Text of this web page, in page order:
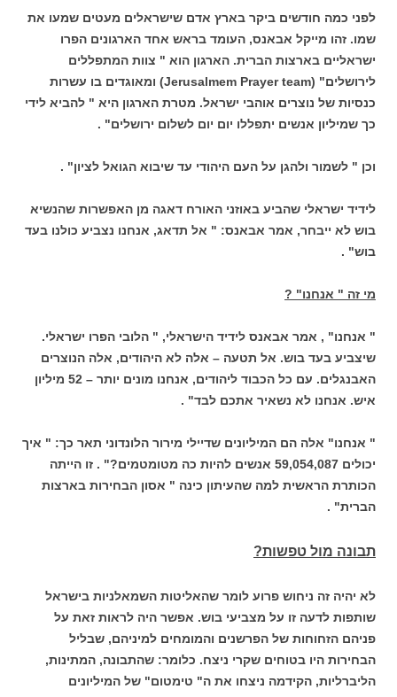
לפני כמה חודשים ביקר בארץ אדם שישראלים מעטים שמעו את
שמו. זהו מייקל אבאנס, העומד בראש אחד הארגונים הפרו
ישראליים בארצות הברית. הארגון הוא " צוות המתפללים
לירושלים" (Jerusalmem Prayer team) ומאוגדים בו עשרות
כנסיות של נוצרים אוהבי ישראל. מטרת הארגון היא " להביא לידי
כך שמיליון אנשים יתפללו יום יום לשלום ירושלים" .
וכן " לשמור ולהגן על העם היהודי עד שיבוא הגואל לציון" .
לידיד ישראלי שהביע באוזני האורח דאגה מן האפשרות שהנשיא
בוש לא ייבחר, אמר אבאנס: " אל תדאג, אנחנו נצביע כולנו בעד
בוש" .
מי זה " אנחנו" ?
" אנחנו" , אמר אבאנס לידיד הישראלי, " הלובי הפרו ישראלי.
שיצביע בעד בוש. אל תטעה – אלה לא היהודים, אלה הנוצרים
האבנגלים. עם כל הכבוד ליהודים, אנחנו מונים יותר – 52 מיליון
איש. אנחנו לא נשאיר אתכם לבד" .
" אנחנו" אלה הם המיליונים שדיילי מירור הלונדוני תאר כך: " איך
יכולים 59,054,087 אנשים להיות כה מטומטמים?" . זו הייתה
הכותרת הראשית למה שהעיתון כינה " אסון הבחירות בארצות
הברית" .
תבונה מול טפשות?
לא יהיה זה ניחוש פרוע לומר שהאליטות השמאלניות בישראל
שותפות לדעה זו על מצביעי בוש. אפשר היה לראות זאת על
פניהם הזחוחות של הפרשנים והמומחים למיניהם, שבליל
הבחירות היו בטוחים שקרי ניצח. כלומר: שהתבונה, המתינות,
הליברליות, הקידמה ניצחו את ה" טימטום" של המיליונים